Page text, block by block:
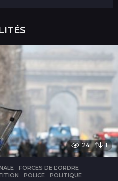
24 1
,FORCES DE L’ORDRE
,POLICE ,POLITIQUE